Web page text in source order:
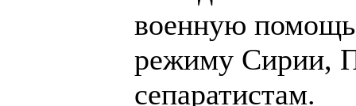
военную помощь
режиму Сирии,
сепаратистам.